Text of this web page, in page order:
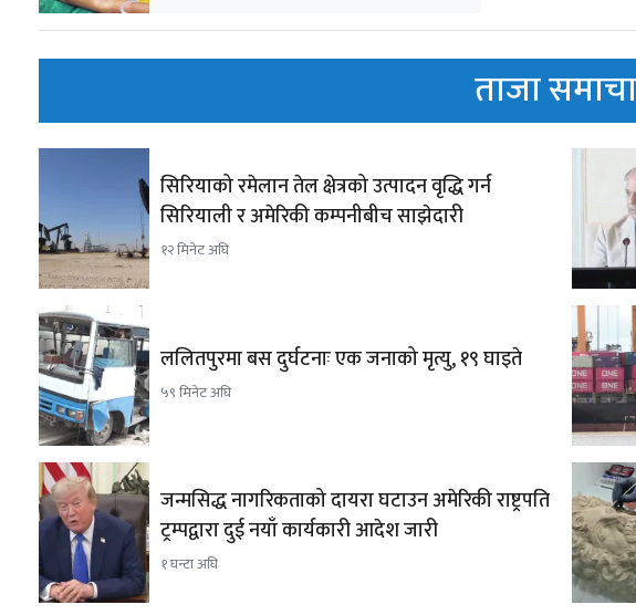
ताजा
सिरियाको रमेलान तेल क्षेत्रको उत्पादन वृद्धि गर्न
सिरियाली र अमेरिकी कम्पनीबीच साझेदारी
१२ मिनेट अघि
ललितपुरमा बस दुर्घटनाः एक जनाको मृत्यु, १९ घाइते
५९ मिनेट अघि
जन्मसिद्ध नागरिकताको दायरा घटाउन अमेरिकी राष्ट्रपति
ट्रम्पद्वारा दुई नयाँ कार्यकारी आदेश जारी
१ घन्टा अघि